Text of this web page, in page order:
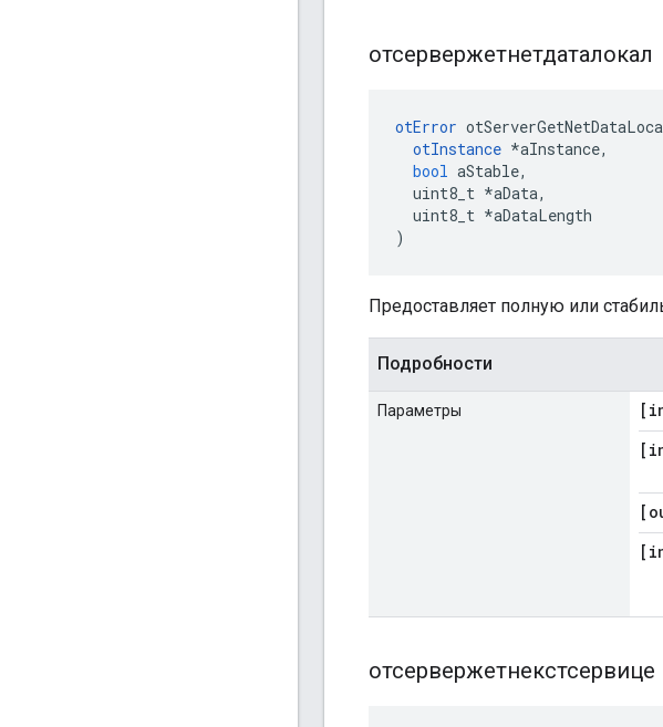
отсервержетнетдаталокал
otError
otInstance *aInstance,
bool aStable,
uint8_t *aData,
uint8_t *aDataLength
)
Предоставляет полную или
Подробности
Параметры
отсервержетнекстсервице